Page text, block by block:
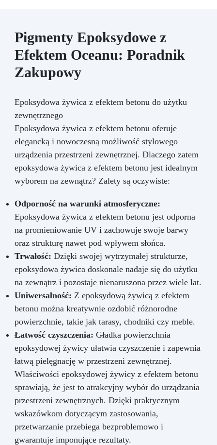
Pigmenty Epoksydowe z
Efektem Oceanu: Poradnik
Zakupowy
Epoksydowa żywica z efektem betonu do użytku
zewnętrznego
Epoksydowa żywica z efektem betonu oferuje
elegancką i nowoczesną możliwość stylowego
urządzenia przestrzeni zewnętrznej. Dlaczego zatem
epoksydowa żywica z efektem betonu jest idealnym
wyborem na zewnątrz? Zalety są oczywiste:
Odporność na warunki atmosferyczne:
Epoksydowa żywica z efektem betonu jest odporna
na promieniowanie UV i zachowuje swoje barwy
oraz strukturę nawet pod wpływem słońca.
Trwałość: Dzięki swojej wytrzymałej strukturze,
epoksydowa żywica doskonale nadaje się do użytku
na zewnątrz i pozostaje nienaruszona przez wiele lat.
Uniwersalność: Z epoksydową żywicą z efektem
betonu można kreatywnie ozdobić różnorodne
powierzchnie, takie jak tarasy, chodniki czy meble.
Łatwość czyszczenia: Gładka powierzchnia
epoksydowej żywicy ułatwia czyszczenie i zapewnia
łatwą pielęgnację w przestrzeni zewnętrznej.
Właściwości epoksydowej żywicy z efektem betonu
sprawiają, że jest to atrakcyjny wybór do urządzania
przestrzeni zewnętrznych. Dzięki praktycznym
wskazówkom dotyczącym zastosowania,
przetwarzanie przebiega bezproblemowo i
gwarantuje imponujące rezultaty.